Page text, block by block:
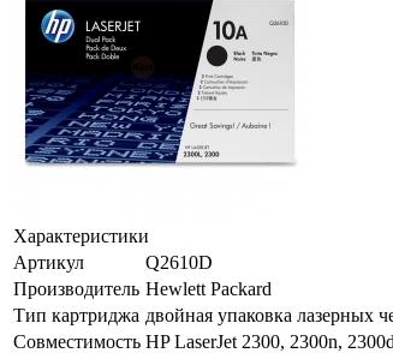
Характеристики
Артикул
Q2610D
Производитель Hewlett Packard
Тип картриджа двойная упаковка лазерных
Совместимость HP LaserJet 2300, 2300n,